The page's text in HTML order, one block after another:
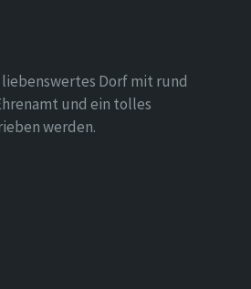
Dorf mit rund
und ein tolles
werden.